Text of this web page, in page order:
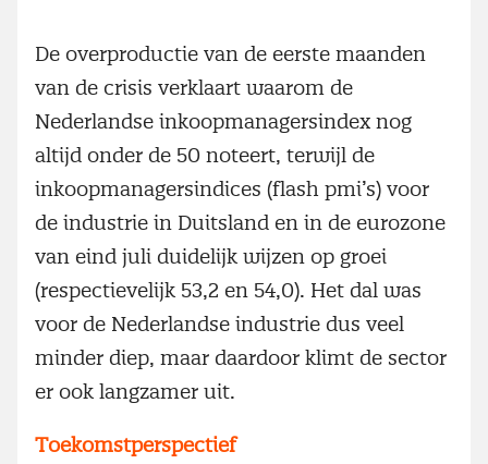
De overproductie van de eerste maanden
van de crisis verklaart waarom de
Nederlandse inkoopmanagersindex nog
altijd onder de 50 noteert, terwijl de
inkoopmanagersindices (flash pmi’s) voor
de industrie in Duitsland en in de eurozone
van eind juli duidelijk wijzen op groei
(respectievelijk 53,2 en 54,0). Het dal was
voor de Nederlandse industrie dus veel
minder diep, maar daardoor klimt de sector
er ook langzamer uit.
Toekomstperspectief